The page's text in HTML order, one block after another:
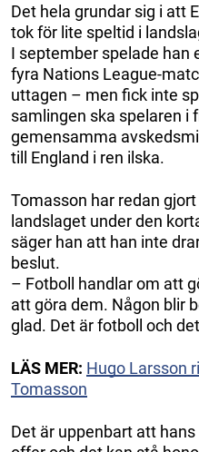
Det hela grundar sig i att
tok för lite speltid i
I september spelade han
fyra Nations League-
uttagen – men fick inte
samlingen ska spelaren i
gemensamma
till England i ren ilska.
Tomasson har redan
landslaget under den
säger han att han inte
beslut.
– Fotboll handlar om att
att göra dem. Någon blir
glad. Det är fotboll och
LÄS MER: Hugo Larsson
Tomasson
Det är uppenbart att